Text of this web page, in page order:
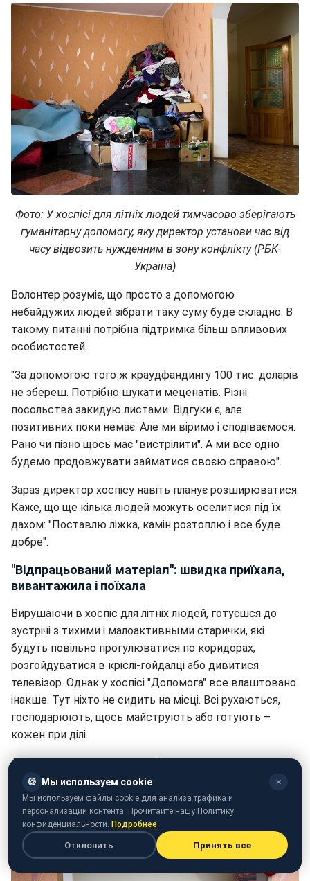
Фото: У хоспісі для літніх людей тимчасово зберігають
гуманітарну допомогу, яку директор установи час від
часу відвозить нужденним в зону конфлікту (РБК-
Україна)
Волонтер розуміє, що просто з допомогою
небайдужих людей зібрати таку суму буде складно. В
такому питанні потрібна підтримка більш впливових
особистостей.
"За допомогою того ж краудфандингу 100 тис. доларів
не збереш. Потрібно шукати меценатів. Різні
посольства закидую листами. Відгуки є, але
позитивних поки немає. Але ми віримо і сподіваємося.
Рано чи пізно щось має "вистрілити". А ми все одно
будемо продовжувати займатися своєю справою".
Зараз директор хоспісу навіть планує розширюватися.
Каже, що ще кілька людей можуть оселитися під їх
дахом: "Поставлю ліжка, камін розтоплю і все буде
добре".
"Відпрацьований матеріал": швидка приїхала,
вивантажила і поїхала
Вирушаючи в хоспіс для літніх людей, готуєшся до
зустрічі з тихими і малоактивными старички, які
будуть повільно прогулюватися по коридорах,
розгойдуватися в кріслі-гойдалці або дивитися
телевізор. Однак у хоспісі "Допомога" все влаштовано
інакше. Тут ніхто не сидить на місці. Всі рухаються,
господарюють, щось майструють або готують –
кожен при ділі.
Директор хоспісу Олег Горбачов погодився провести
невелику ознайомчу екскурсію, паралельно міркуючи
про гостру проблему українського суспільства –
незахищеності людей похилого віку.
🍪 Мы используем cookie ✕
Мы используем файлы cookie для анализа трафика и
персонализации контента. Прочитайте нашу Политику
конфиденциальности. Подробнее
Отклонить Принять все